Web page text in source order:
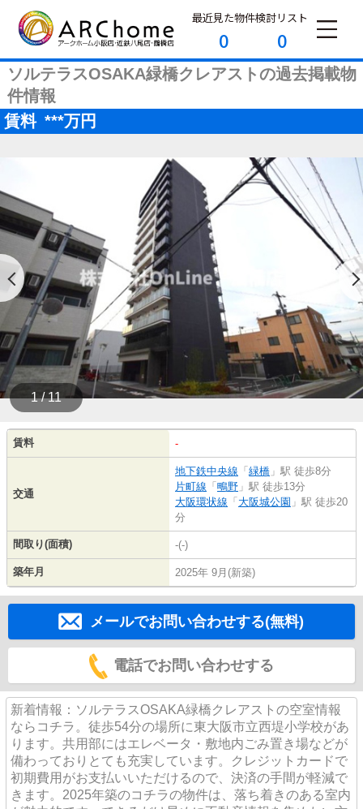
最近見た物件
0
検討リスト
0
ソルテラスOSAKA緑橋クレアストの過去掲載物
件情報
賃料 ***万円
1 / 11
賃料 -
交通
地下鉄中央線 「 緑橋 」駅 徒歩8分
片町線 「 鴫野 」駅 徒歩13分
大阪環状線 「 大阪城公園 」駅 徒歩20
分
間取り(面積) -(-)
築年月 2025年 9月(新築)
メールでお問い合わせする(無料)
電話でお問い合わせする
新着情報：ソルテラスOSAKA緑橋クレアストの空室情報
ならコチラ。徒歩54分の場所に東大阪市立西堤小学校があ
ります。共用部にはエレベータ・敷地内ごみ置き場などが
備わっておりとても充実しています。クレジットカードで
初期費用がお支払いいただけるので、決済の手間が軽減で
きます。2025年築のコチラの物件は、落ち着きのある室内